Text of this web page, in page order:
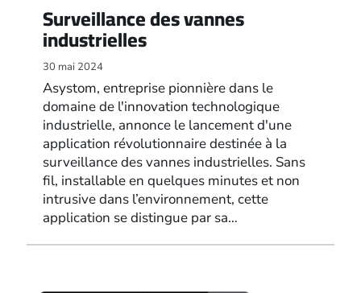
Surveillance des vannes
industrielles
30 mai 2024
Asystom, entreprise pionnière dans le
domaine de l'innovation technologique
industrielle, annonce le lancement d'une
application révolutionnaire destinée à la
surveillance des vannes industrielles. Sans
fil, installable en quelques minutes et non
intrusive dans l’environnement, cette
application se distingue par sa…